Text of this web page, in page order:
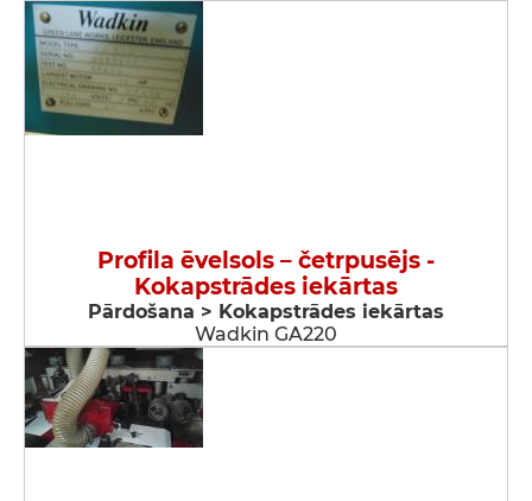
Profila ēvelsols – četrpusējs -
Kokapstrādes iekārtas
Pārdošana > Kokapstrādes iekārtas
Wadkin GA220